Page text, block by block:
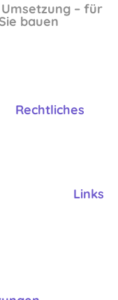
– für
bauen
Links
Rechtliches